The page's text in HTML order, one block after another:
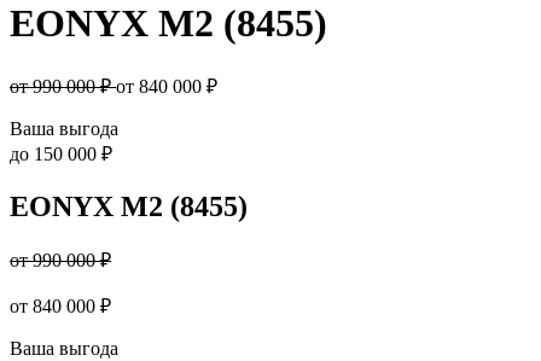
EONYX M2 (8455)
от 990 000 ₽от 840 000 ₽
Ваша выгода
до 150 000 ₽
EONYX M2 (8455)
от 990 000 ₽
от 840 000 ₽
Ваша выгода